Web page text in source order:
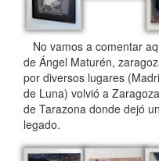
No vamos a comentar
de Ángel Maturén,
por diversos lugares
de Luna) volvió a
de Tarazona donde dejó
legado.